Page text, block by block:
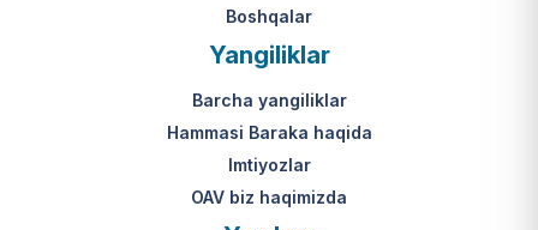
Boshqalar
Yangiliklar
Barcha yangiliklar
Hammasi Baraka haqida
Imtiyozlar
OAV biz haqimizda